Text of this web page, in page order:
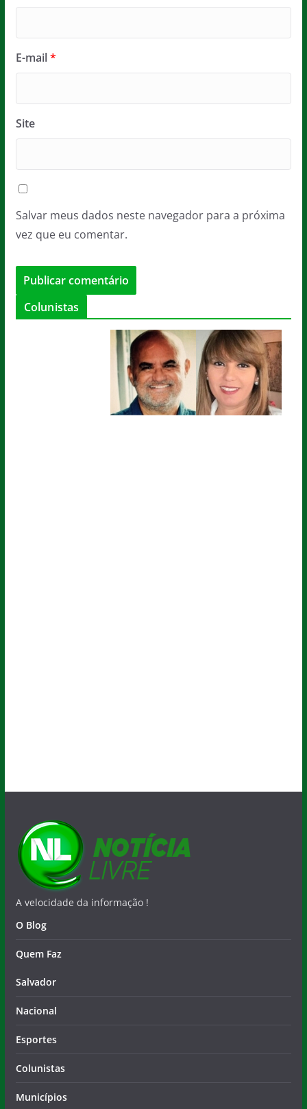
E-mail*
Site
Salvar meus dados neste navegador para a próxima
vez que eu comentar.
Colunistas
A velocidade da informação !
O Blog
Quem Faz
Salvador
Nacional
Esportes
Colunistas
Municípios